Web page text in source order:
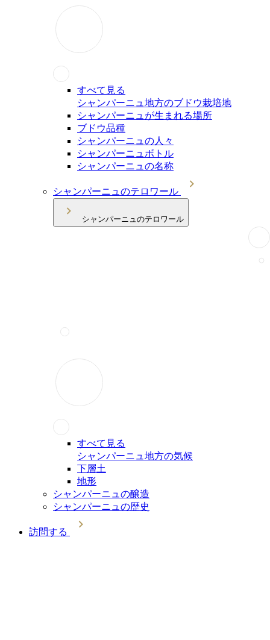
すべて見る
シャンパーニュ地方のブドウ栽培地
シャンパーニュが生まれる場所
ブドウ品種
シャンパーニュの人々
シャンパーニュボトル
シャンパーニュの名称
シャンパーニュのテロワール
シャンパーニュのテロワール
すべて見る
シャンパーニュ地方の気候
下層土
地形
シャンパーニュの醸造
シャンパーニュの歴史
訪問する